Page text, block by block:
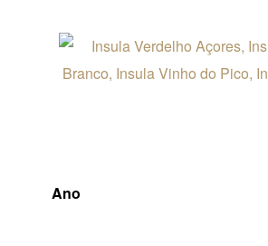
Ano